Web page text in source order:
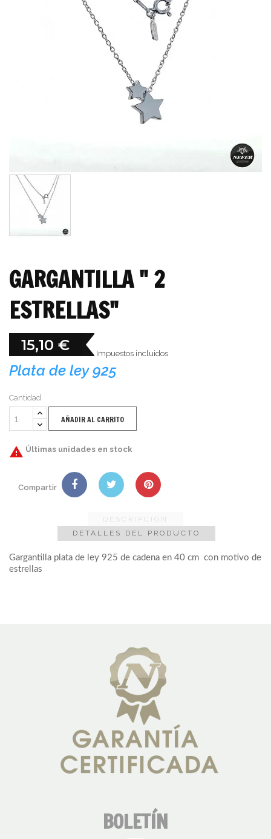
GARGANTILLA " 2
ESTRELLAS"
15,10 € Impuestos incluidos
Plata de ley 925
Cantidad
AÑADIR AL CARRITO
 Últimas unidades en stock
Compartir
DESCRIPCIÓN
DETALLES DEL PRODUCTO
Gargantilla plata de ley 925 de cadena en 40 cm con motivo de
estrellas
BOLETÍN